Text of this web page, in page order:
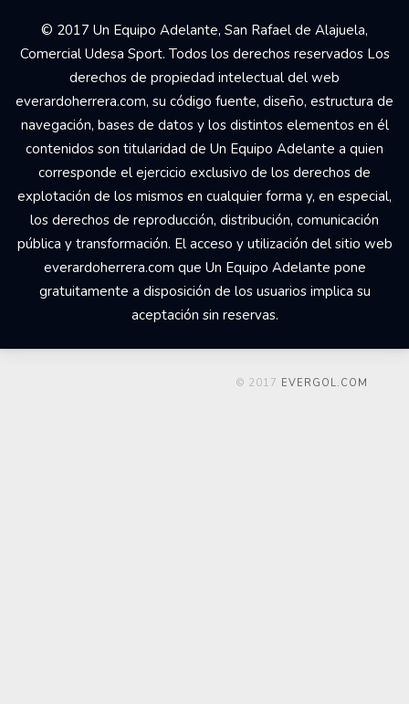
© 2017 Un Equipo Adelante, San Rafael de Alajuela,
Comercial Udesa Sport. Todos los derechos reservados Los
derechos de propiedad intelectual del web
everardoherrera.com, su código fuente, diseño, estructura de
navegación, bases de datos y los distintos elementos en él
contenidos son titularidad de Un Equipo Adelante a quien
corresponde el ejercicio exclusivo de los derechos de
explotación de los mismos en cualquier forma y, en especial,
los derechos de reproducción, distribución, comunicación
pública y transformación. El acceso y utilización del sitio web
everardoherrera.com que Un Equipo Adelante pone
gratuitamente a disposición de los usuarios implica su
aceptación sin reservas.
© 2017 EVERGOL.COM